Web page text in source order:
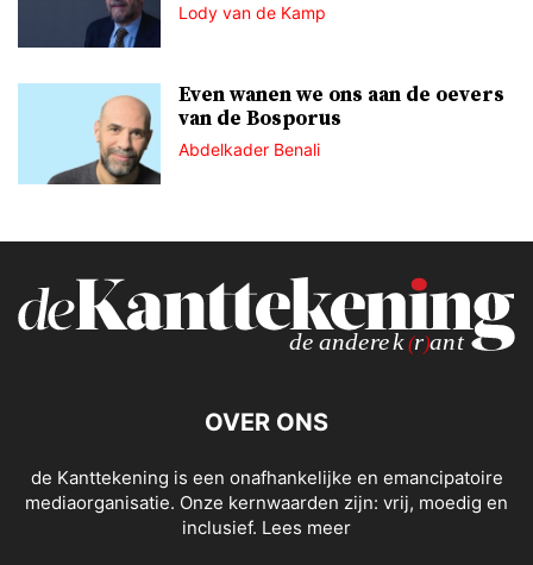
Lody van de Kamp
Even wanen we ons aan de oevers
van de Bosporus
Abdelkader Benali
OVER ONS
de Kanttekening is een onafhankelijke en emancipatoire
mediaorganisatie. Onze kernwaarden zijn: vrij, moedig en
inclusief. Lees meer